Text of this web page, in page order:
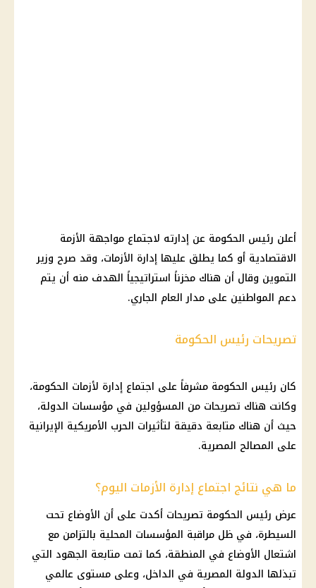
أعلن رئيس الحكومة عن إدارته لاجتماع مواجهة الأزمة
الاقتصادية أو كما يطلق عليها إدارة الأزمات، وقد صرح وزير
التموين وقال أن هناك مخزناً استراتيجياً الهدف منه أن يتم
دعم المواطنين على مدار العام الجاري.
تصريحات رئيس الحكومة
كان رئيس الحكومة مشرفاً على اجتماع إدارة لأزمات الحكومة،
وكانت هناك تصريحات من المسؤولين في مؤسسات الدولة،
حيث أن هناك متابعة دقيقة لتأثيرات الحرب الأمريكية الإيرانية
على المصالح المصرية.
ما هي نتائج اجتماع إدارة الأزمات اليوم؟
عرض رئيس الحكومة تصريحات أكدت على أن الأوضاع تحت
السيطرة، في ظل مراقبة المؤسسات المحلية بالتزامن مع
اشتعال الأوضاع في المنطقة، كما تمت متابعة الجهود التي
تبذلها الدولة المصرية في الداخل، وعلى مستوى عالمي